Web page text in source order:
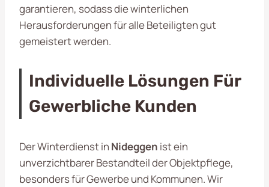
garantieren, sodass die winterlichen
Herausforderungen für alle Beteiligten gut
gemeistert werden.
Individuelle Lösungen Für
Gewerbliche Kunden
Der Winterdienst in Nideggen ist ein
unverzichtbarer Bestandteil der Objektpflege,
besonders für Gewerbe und Kommunen. Wir